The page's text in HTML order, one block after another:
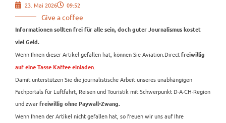
23. Mai 2026 09:52
Give a coffee
Informationen sollten frei für alle sein, doch guter Journalismus kostet
viel Geld.
Wenn Ihnen dieser Artikel gefallen hat, können Sie Aviation.Direct freiwillig
auf eine Tasse Kaffee einladen
Damit unterstützen Sie die journalistische Arbeit unseres unabhängigen
Fachportals für Luftfahrt, Reisen und Touristik mit Schwerpunkt D-A-CH-Region
und zwar freiwillig ohne Paywall-Zwang.
Wenn Ihnen der Artikel nicht gefallen hat, so freuen wir uns auf Ihre